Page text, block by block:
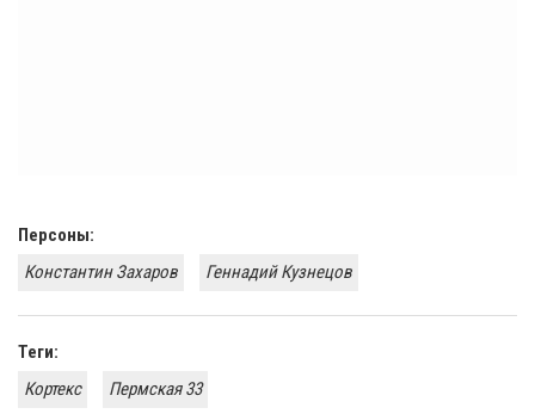
Персоны:
Константин Захаров
Геннадий Кузнецов
Теги:
Кортекс
Пермская 33